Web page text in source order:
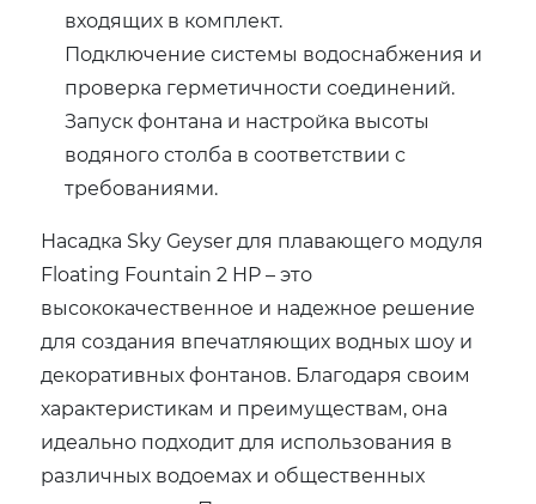
входящих в комплект.
Подключение системы водоснабжения и
проверка герметичности соединений.
Запуск фонтана и настройка высоты
водяного столба в соответствии с
требованиями.
Насадка Sky Geyser для плавающего модуля
Floating Fountain 2 HP – это
высококачественное и надежное решение
для создания впечатляющих водных шоу и
декоративных фонтанов. Благодаря своим
характеристикам и преимуществам, она
идеально подходит для использования в
различных водоемах и общественных